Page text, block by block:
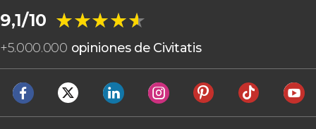
9,1/10 ★★★★★
★★★★★
+5.000.000 opiniones de Civitatis